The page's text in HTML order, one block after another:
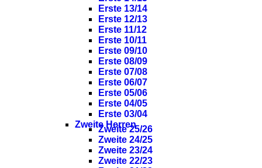
Erste 13/14
Erste 12/13
Erste 11/12
Erste 10/11
Erste 09/10
Erste 08/09
Erste 07/08
Erste 06/07
Erste 05/06
Erste 04/05
Erste 03/04
Zweite Herren
Zweite 25/26
Zweite 24/25
Zweite 23/24
Zweite 22/23